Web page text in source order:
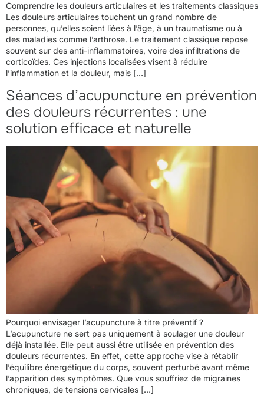
Comprendre les douleurs articulaires et les traitements classiques
Les douleurs articulaires touchent un grand nombre de
personnes, qu’elles soient liées à l’âge, à un traumatisme ou à
des maladies comme l’arthrose. Le traitement classique repose
souvent sur des anti-inflammatoires, voire des infiltrations de
corticoïdes. Ces injections localisées visent à réduire
l’inflammation et la douleur, mais […]
Séances d’acupuncture en prévention
des douleurs récurrentes : une
solution efficace et naturelle
Pourquoi envisager l’acupuncture à titre préventif ?
L’acupuncture ne sert pas uniquement à soulager une douleur
déjà installée. Elle peut aussi être utilisée en prévention des
douleurs récurrentes. En effet, cette approche vise à rétablir
l’équilibre énergétique du corps, souvent perturbé avant même
l’apparition des symptômes. Que vous souffriez de migraines
chroniques, de tensions cervicales […]